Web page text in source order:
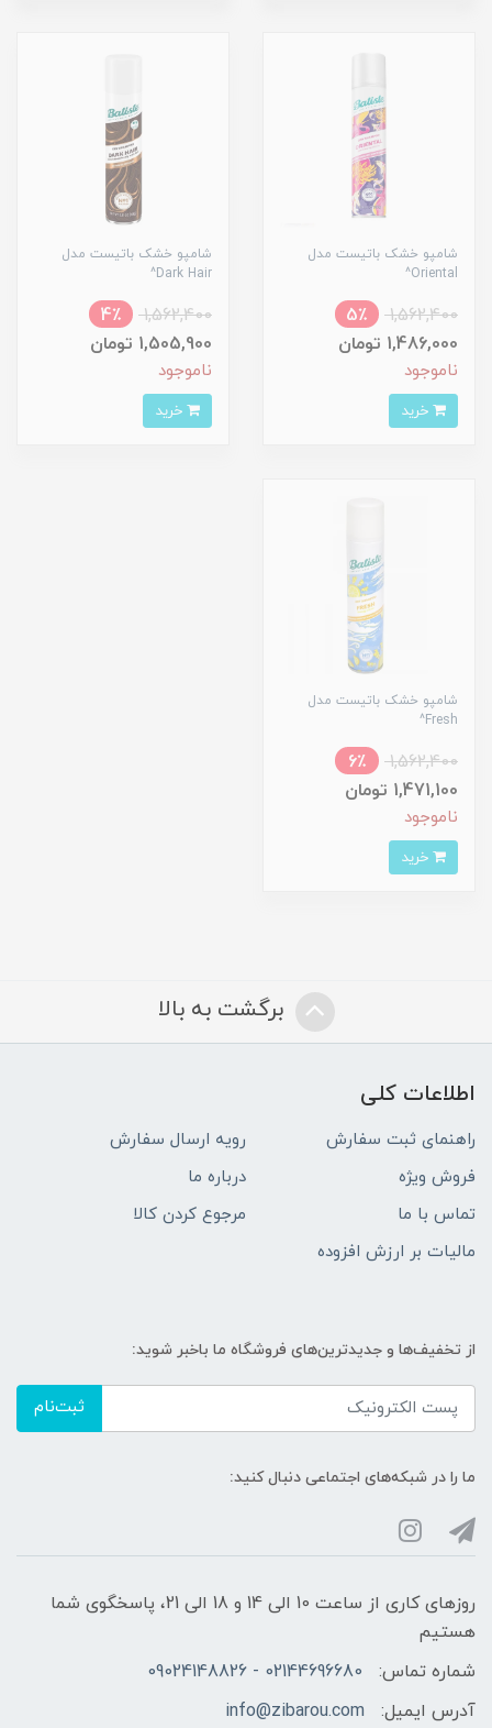
شامپو خشک باتیست مدل
Oriental^
1,562,400
5٪
1,486,000 تومان
ناموجود
شامپو خشک باتیست مدل
Dark Hair^
1,562,400
4٪
1,505,900 تومان
ناموجود
شامپو خشک باتیست مدل
Fresh^
1,562,400
6٪
1,471,100 تومان
ناموجود
برگشت به بالا
اطلاعات کلی
راهنمای ثبت سفارش
رویه ارسال سفارش
فروش ویژه
درباره ما
تماس با ما
مرجوع کردن کالا
مالیات بر ارزش افزوده
از تخفیف‌ها و جدیدترین‌های فروشگاه ما باخبر شوید:
ثبت‌نام
ما را در شبکه‌های اجتماعی دنبال کنید:
روزهای کاری از ساعت 10 الی 14 و 18 الی 21، پاسخگوی شما
هستیم
شماره تماس:
02144696680 - 09024148826
آدرس ایمیل:
info@zibarou.com